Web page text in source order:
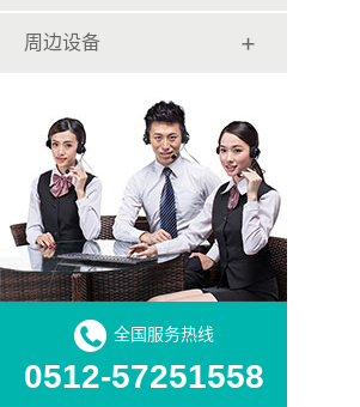
周边设备
全国服务热线
0512-57251558